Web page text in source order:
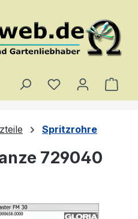
Du hast 0
Spritzrohre
729040